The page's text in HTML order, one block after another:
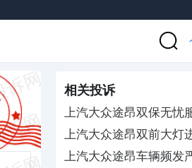
相关投诉
上汽大众途昂双保无忧
店跑路无人管
上汽大众途昂双前大灯
4S店不负责任不处理
上汽大众途昂车辆频发